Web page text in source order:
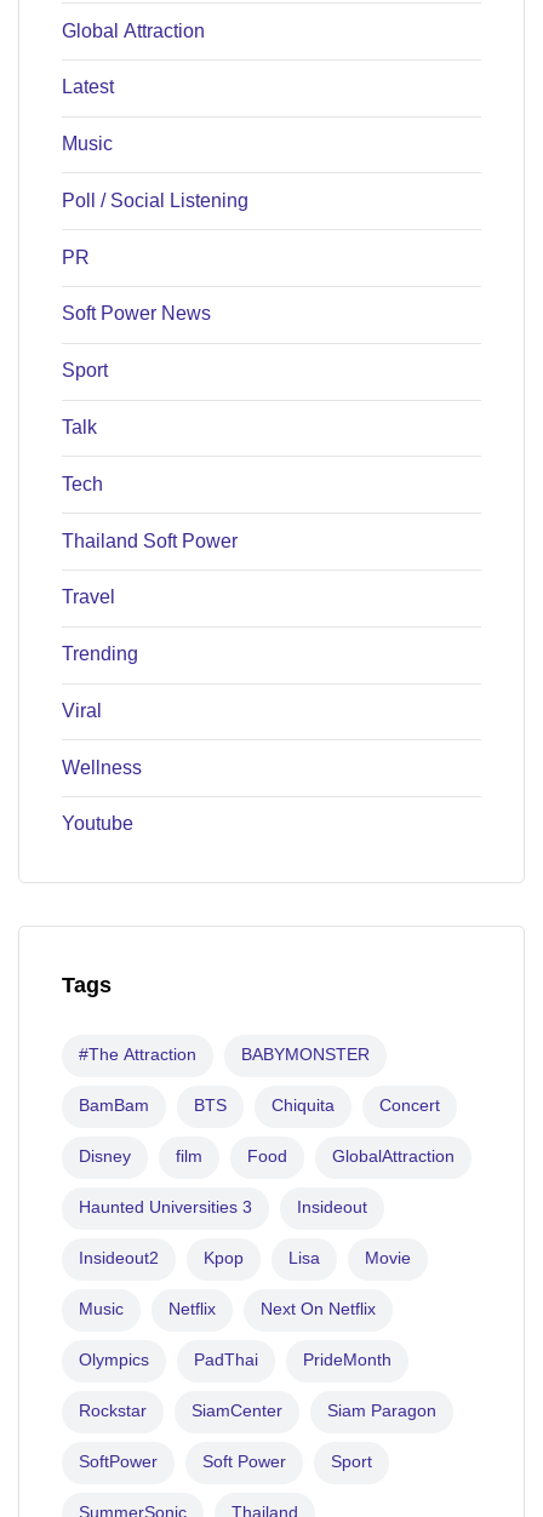
Global Attraction
Latest
Music
Poll / Social Listening
PR
Soft Power News
Sport
Talk
Tech
Thailand Soft Power
Travel
Trending
Viral
Wellness
Youtube
Tags
#The Attraction BABYMONSTER
BamBam BTS Chiquita Concert
Disney film Food GlobalAttraction
Haunted Universities 3 Insideout
Insideout2 Kpop Lisa Movie
Music Netflix Next On Netflix
Olympics PadThai PrideMonth
Rockstar SiamCenter Siam Paragon
SoftPower Soft Power Sport